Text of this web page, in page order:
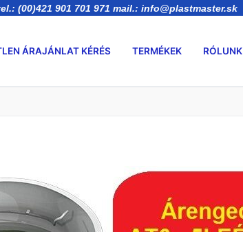
(00)421 901 701 971 mail.: info@plastmaster.sk
ÁRAJÁNLAT KÉRÉS TERMÉKEK RÓLUNK